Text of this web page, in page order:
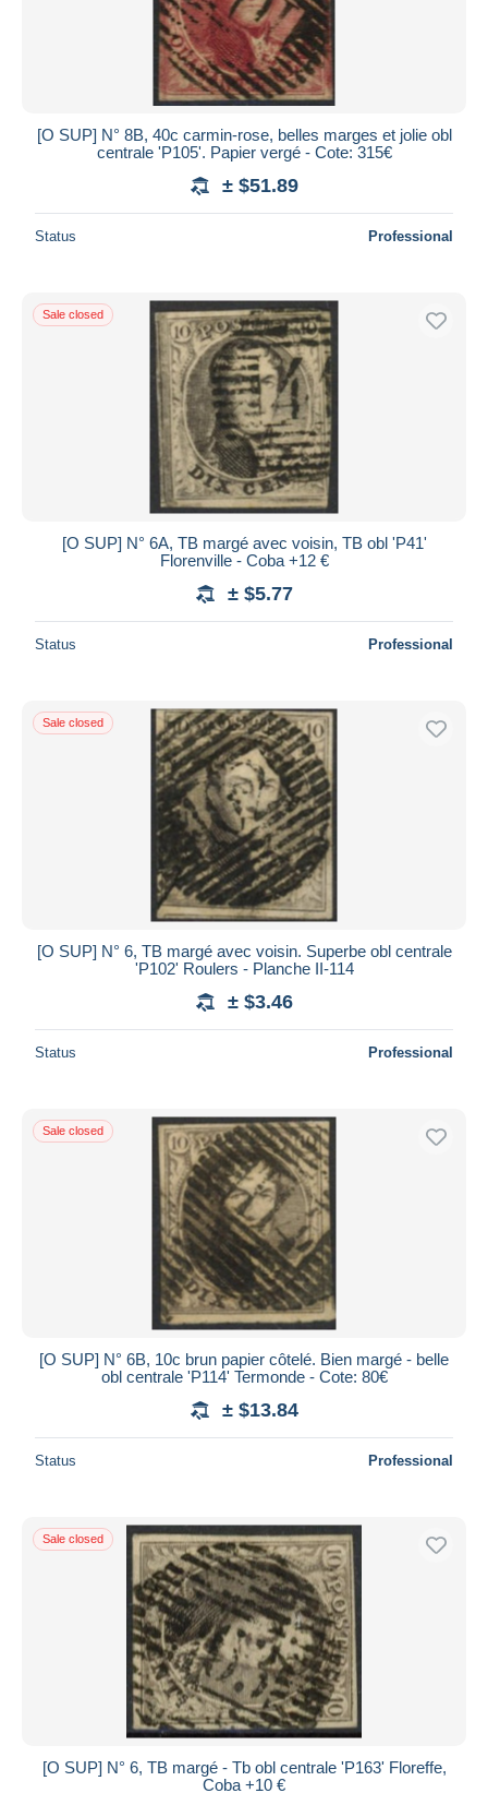
[O SUP] N° 8B, 40c carmin-rose, belles marges et jolie obl
centrale 'P105'. Papier vergé - Cote: 315€
± $51.89
Status Professional
Sale closed
[O SUP] N° 6A, TB margé avec voisin, TB obl 'P41'
Florenville - Coba +12 €
± $5.77
Status Professional
Sale closed
[O SUP] N° 6, TB margé avec voisin. Superbe obl centrale
'P102' Roulers - Planche II-114
± $3.46
Status Professional
Sale closed
[O SUP] N° 6B, 10c brun papier côtelé. Bien margé - belle
obl centrale 'P114' Termonde - Cote: 80€
± $13.84
Status Professional
Sale closed
[O SUP] N° 6, TB margé - Tb obl centrale 'P163' Floreffe,
Coba +10 €